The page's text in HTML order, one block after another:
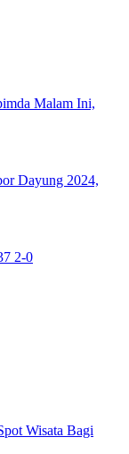
Malam Ini,
Dayung 2024,
2-0
Wisata Bagi